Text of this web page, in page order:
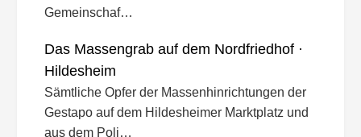
Gemeinschaf…
Das Massengrab auf dem Nordfriedhof ·
Hildesheim
Sämtliche Opfer der Massenhinrichtungen der
Gestapo auf dem Hildesheimer Marktplatz und
aus dem Poli…